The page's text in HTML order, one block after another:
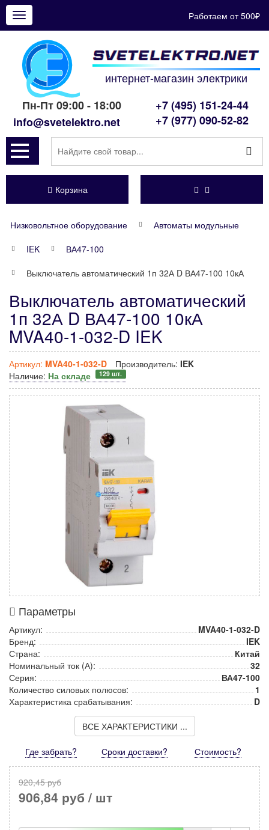
Показать
меню
Работаем от 500₽
интернет-магазин электрики
Пн-Пт 09:00 - 18:00
info@svetelektro.net
+7 (495) 151-24-44
+7 (977) 090-52-82
Корзина
Низковольтное оборудование
Автоматы модульные
IEK
ВА47-100
Выключатель автоматический 1п 32А D ВА47-100 10кА
Выключатель автоматический
1п 32А D ВА47-100 10кА
MVA40-1-032-D IEK
Артикул: MVA40-1-032-D Производитель: IEK
Наличие: На складе 129 шт.
Параметры
Артикул:
MVA40-1-032-D
Бренд:
IEK
Страна:
Китай
Номинальный ток (А):
32
Серия:
ВА47-100
Количество силовых полюсов:
1
Характеристика срабатывания:
D
ВСЕ ХАРАКТЕРИСТИКИ ...
Где забрать? Сроки доставки? Стоимость?
920,45 руб
906,84 руб / шт